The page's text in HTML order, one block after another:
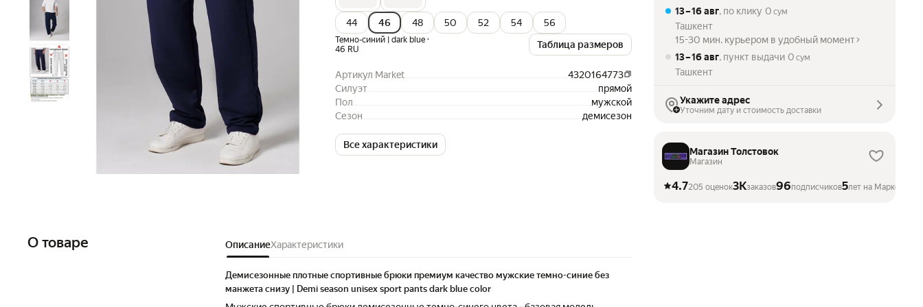
44 46 48 50 52 54 56
Темно-синий | dark blue ·
46 RU
Таблица размеров
Артикул Market
4320164773
Силуэт
прямой
Пол
мужской
Сезон
демисезон
Все характеристики
13 – 16 авг, по клику 0 сум
Ташкент
15-30 мин. курьером в удобный момент
13 – 16 авг, пункт выдачи 0 сум
Ташкент
Укажите адрес
Уточним дату и стоимость доставки
Магазин Толстовок
Магазин
4.7205 оценок3Kзаказов96подписчиков5лет на Маркете
О товаре ОписаниеХарактеристики
Демисезонные плотные спортивные брюки премиум качество мужские темно-синие без
манжета снизу | Demi season unisex sport pants dark blue color